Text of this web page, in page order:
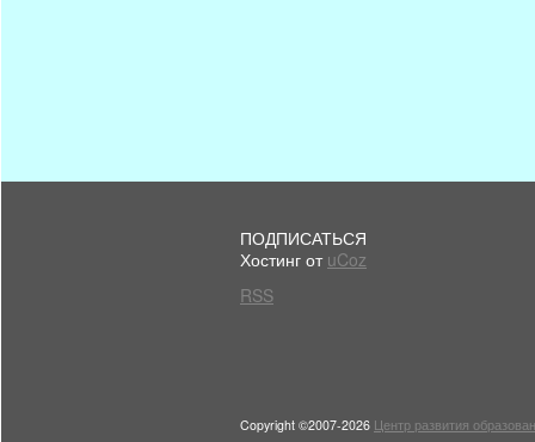
ПОДПИСАТЬСЯ
Хостинг от uCoz
RSS
Copyright ©2007-2026 Центр развития